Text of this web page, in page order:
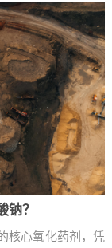
钠？
核心氧化药剂，凭